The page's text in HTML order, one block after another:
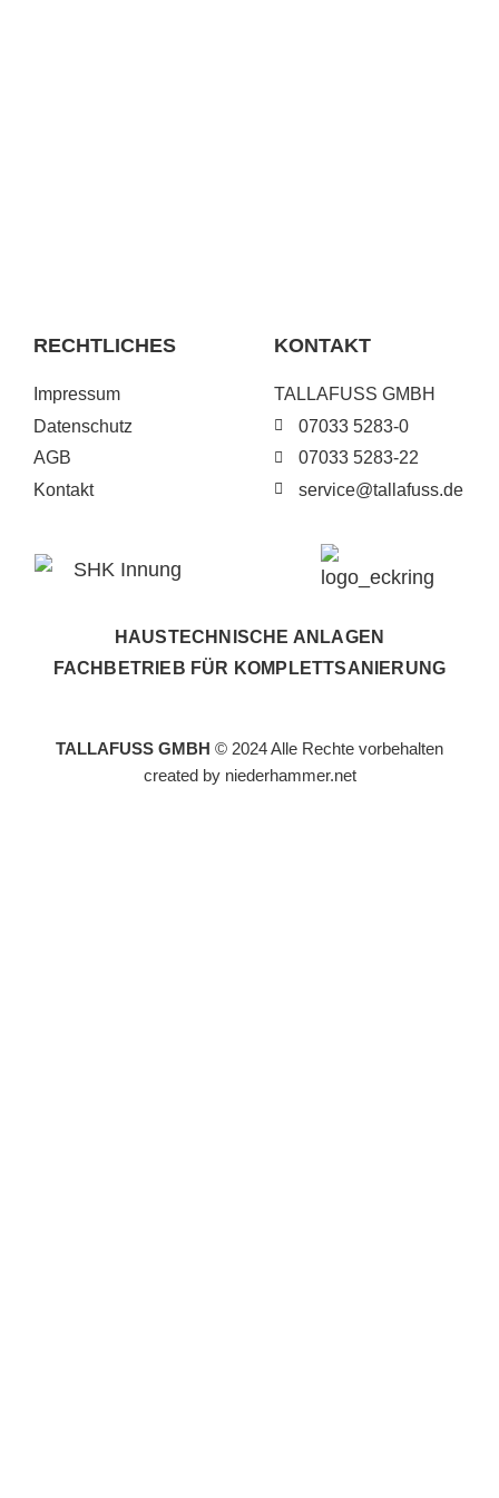
HAUSTECHNISCHE ANLAGEN
FACHBETRIEB FÜR KOMPLETTSANIERUNG
KONTAKT
TALLAFUSS GMBH
07033 5283-0
07033 5283-22
service@tallafuss.de
RECHTLICHES
Impressum
Datenschutz
AGB
Kontakt
TALLAFUSS GMBH © 2024 Alle Rechte vorbehalten
created by niederhammer.net